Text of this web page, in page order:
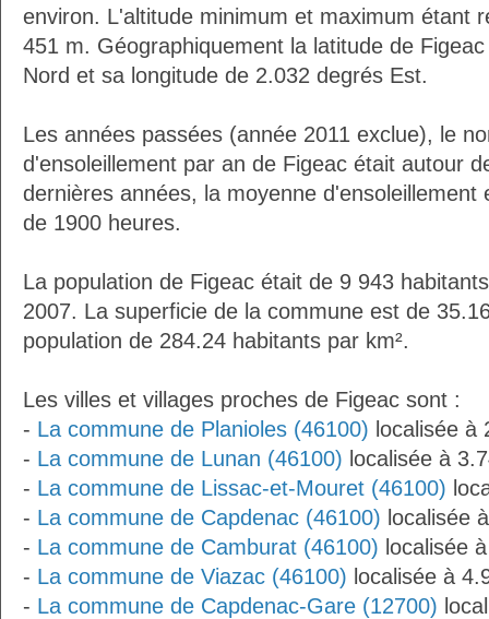
environ. L'altitude minimum et maximum étant
451 m. Géographiquement la latitude de
Nord et sa longitude de 2.032 degrés Est.
Les années passées (année 2011 exclue), le
d'ensoleillement par an de Figeac était autour
dernières années, la moyenne d'ensoleillement
de 1900 heures.
La population de Figeac était de 9 943
2007. La superficie de la commune est de
population de 284.24 habitants par km².
Les villes et villages proches de Figeac sont :
- La commune de Planioles (46100) localisée à
- La commune de Lunan (46100) localisée à
- La commune de Lissac-et-Mouret (46100)
- La commune de Capdenac (46100) localisée
- La commune de Camburat (46100) localisée
- La commune de Viazac (46100) localisée à
- La commune de Capdenac-Gare (12700)